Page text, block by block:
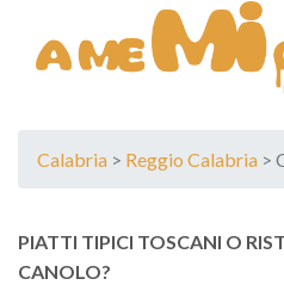
content
Calabria > Reggio Calabria >
PIATTI TIPICI TOSCANI O
CANOLO?